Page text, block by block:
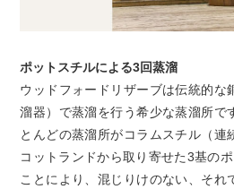
ポットスチルによる3回蒸溜
ウッドフォードリザーブは伝統的な
溜器）で蒸溜を行う希少な蒸溜所で
とんどの蒸溜所がコラムスチル（連
コットランドから取り寄せた3基の
ことにより、混じりけのない、それ